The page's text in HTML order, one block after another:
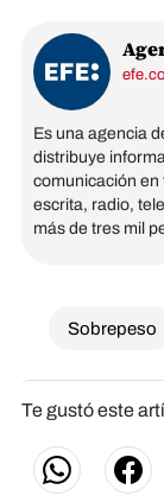
Es una agencia
distribuye
comunicación en
escrita, radio,
más de tres mil
Sobrepeso
Te gustó este